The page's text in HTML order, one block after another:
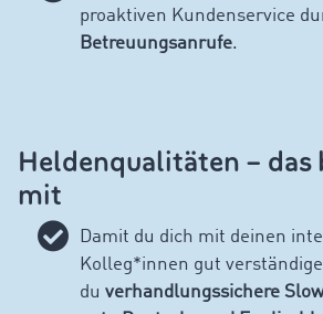
proaktiven Kundenservice
Betreuungsanrufe.
Heldenqualitäten – das
mit
Damit du dich mit deinen
Kolleg*innen gut
du verhandlungssichere